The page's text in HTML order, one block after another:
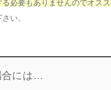
必要もありませんのでオスス
い。
合には…